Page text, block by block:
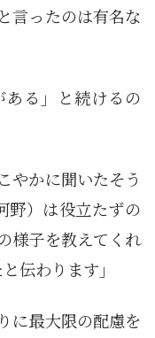
言ったのは有名な
る」と続けるの
やかに聞いたそう
野）は役立たずの
様子を教えてくれ
伝わります」
に最大限の配慮を